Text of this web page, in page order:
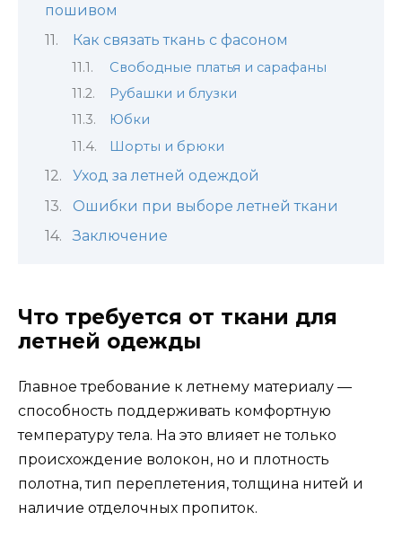
пошивом
Как связать ткань с фасоном
Свободные платья и сарафаны
Рубашки и блузки
Юбки
Шорты и брюки
Уход за летней одеждой
Ошибки при выборе летней ткани
Заключение
Что требуется от ткани для
летней одежды
Главное требование к летнему материалу —
способность поддерживать комфортную
температуру тела. На это влияет не только
происхождение волокон, но и плотность
полотна, тип переплетения, толщина нитей и
наличие отделочных пропиток.